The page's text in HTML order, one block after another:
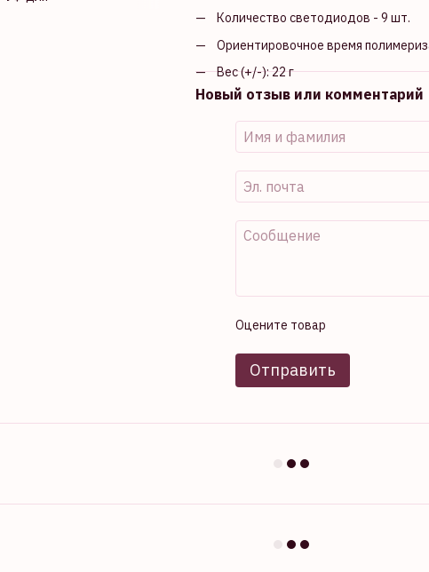
Количество светодиодов - 9 шт.
Ориентировочное время
Вес (+/-): 22 г
Новый отзыв или комментарий
Оцените товар
Отправить